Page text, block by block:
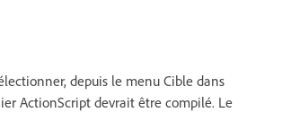
depuis le menu Cible dans
ActionScript devrait être compilé. Le